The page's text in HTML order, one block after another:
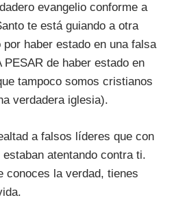
evangelio conforme a
te está guiando a otra
haber estado en una falsa
de haber estado en
tampoco somos cristianos
verdadera iglesia).
a falsos líderes que con
atentando contra ti.
conoces la verdad, tienes